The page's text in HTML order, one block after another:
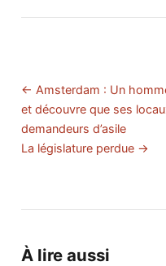
← Amsterdam : Un
et découvre que ses
demandeurs d’asile
La législature perdue →
À lire aussi